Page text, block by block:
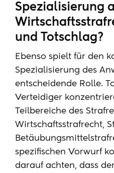
Spezialisierung
und Totschlag?
Ebenso spielt für den
Spezialisierung des
entscheidende Rolle.
Verteidiger
Teilbereiche des
Wirtschaftsstrafrecht,
spezifischen Vorwurf
darauf achten, dass